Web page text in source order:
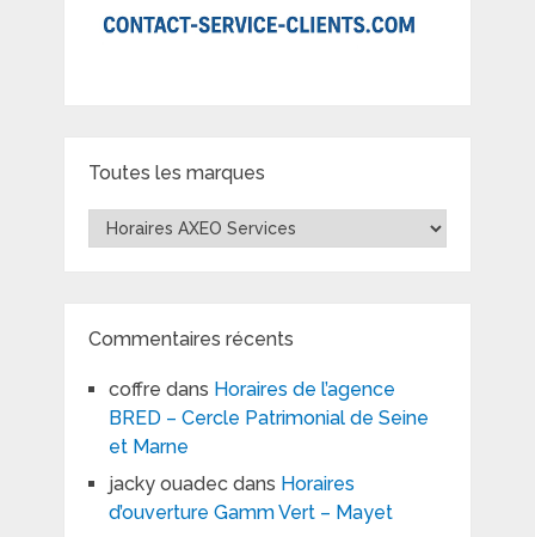
Toutes les marques
Toutes
les
Commentaires récents
coffre dans Horaires de l’agence
BRED – Cercle Patrimonial de Seine
et Marne
jacky ouadecdans Horaires
d’ouverture Gamm Vert – Mayet